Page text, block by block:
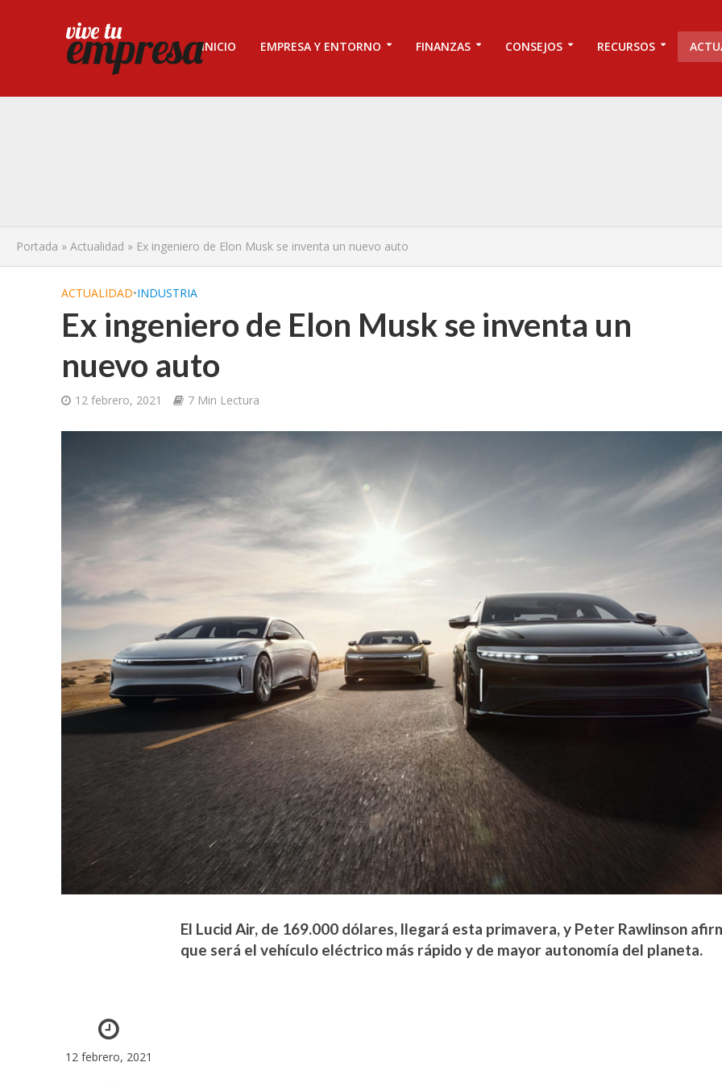
INICIO EMPRESA Y ENTORNO FINANZAS CONSEJOS RECURSOS
Portada » Actualidad » Ex ingeniero de Elon Musk se inventa un nuevo auto
ACTUALIDAD•INDUSTRIA
Ex ingeniero de Elon Musk se inventa un
nuevo auto
12 febrero, 2021 7 Min Lectura
12 febrero, 2021
El Lucid Air, de 169.000 dólares, llegará esta primavera, y Peter Rawlinson
que será el vehículo eléctrico más rápido y de mayor autonomía del planeta.